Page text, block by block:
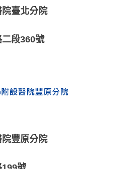
臺北分院
段360號
豐原分院